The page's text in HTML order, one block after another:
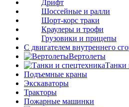
Дрифт
Шоссейные и ралли
Шорт-корс траки
Краулеры и трофи
Грузовики и прицепы
С двигателем внутреннего
Вертолеты
Танки
Подъемные краны
Экскаваторы
Тракторы
Пожарные машинки